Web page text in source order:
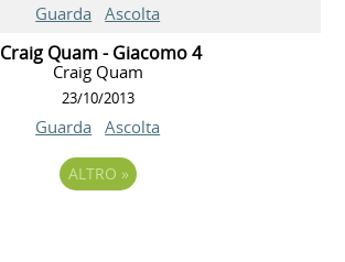
Guarda Ascolta
Craig Quam - Giacomo 4
Craig Quam
23/10/2013
Guarda Ascolta
ALTRO »